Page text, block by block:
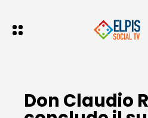
Don Claudio